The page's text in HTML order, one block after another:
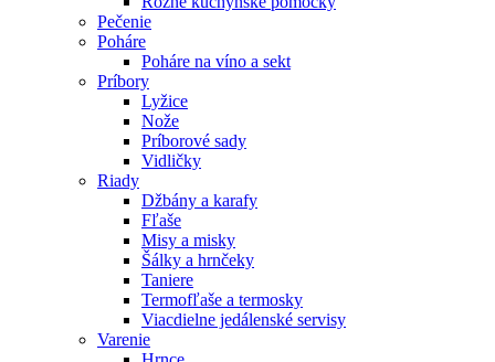
Pečenie
Poháre
Poháre na víno a sekt
Príbory
Lyžice
Nože
Príborové sady
Vidličky
Riady
Džbány a karafy
Fľaše
Misy a misky
Šálky a hrnčeky
Taniere
Termofľaše a termosky
Viacdielne jedálenské servisy
Varenie